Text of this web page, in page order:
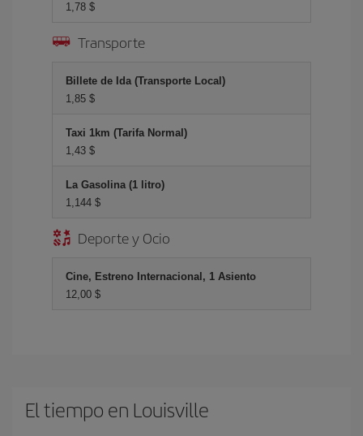
1,78 $
Transporte
Billete de Ida (Transporte Local)
1,85 $
Taxi 1km (Tarifa Normal)
1,43 $
La Gasolina (1 litro)
1,144 $
Deporte y Ocio
Cine, Estreno Internacional, 1 Asiento
12,00 $
El tiempo en Louisville